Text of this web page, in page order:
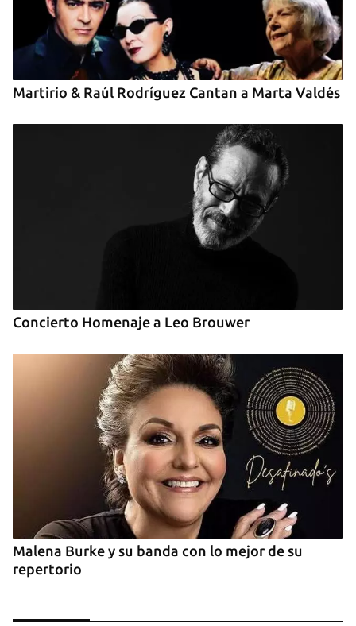
Para poder guardar como favorito, primero has de
iniciar sesión con tu cuenta de 14ymedio.
INICIAR SESIÓN CANCELAR
Martirio & Raúl Rodríguez Cantan a Marta Valdés
Concierto Homenaje a Leo Brouwer
Malena Burke y su banda con lo mejor de su
repertorio